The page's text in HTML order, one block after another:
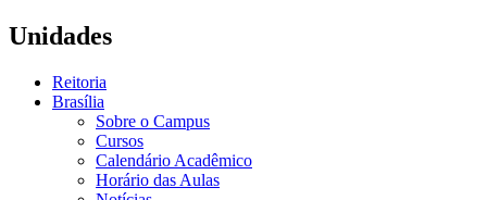
Unidades
Reitoria
Brasília
Sobre o Campus
Cursos
Calendário Acadêmico
Horário das Aulas